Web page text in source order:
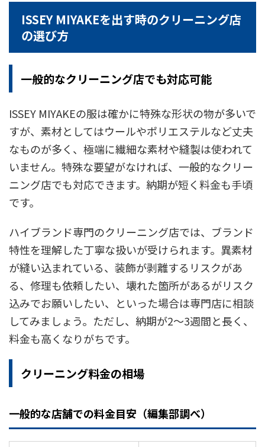
ISSEY MIYAKEを出す時のクリーニング店
の選び方
一般的なクリーニング店でも対応可能
ISSEY MIYAKEの服は確かに特殊な形状の物が多いで
すが、素材としてはウールやポリエステルなど丈夫
なものが多く、極端に繊細な素材や縫製は使われて
いません。特殊な要望がなければ、一般的なクリー
ニング店でも対応できます。納期が短く料金も手頃
です。
ハイブランド専門のクリーニング店では、ブランド
特性を理解した丁寧な扱いが受けられます。異素材
が縫い込まれている、装飾が剥離するリスクがあ
る、修理も依頼したい、壊れた箇所があるがリスク
込みでお願いしたい、といった場合は専門店に相談
してみましょう。ただし、納期が2〜3週間と長く、
料金も高くなりがちです。
クリーニング料金の相場
一般的な店舗での料金目安（編集部調べ）